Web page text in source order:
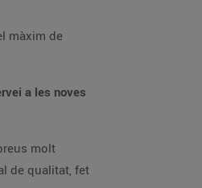
màxim de
a les noves
molt
de qualitat, fet